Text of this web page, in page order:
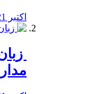
اکتبر 21, 2019